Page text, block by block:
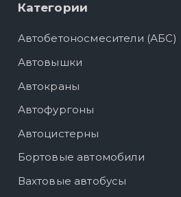
Категории
Автобетоносмесители (АБС)
Автовышки
Автокраны
Автофургоны
Автоцистерны
Бортовые автомобили
Вахтовые автобусы